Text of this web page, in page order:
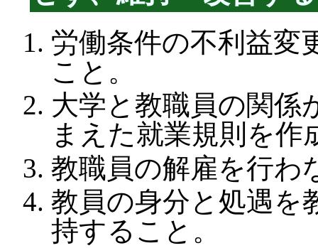
労働条件の不利益変
こと。
大学と教職員の関係
まえた就業規則を作
教職員の解雇を行わ
教員の身分と処遇を
持すること。